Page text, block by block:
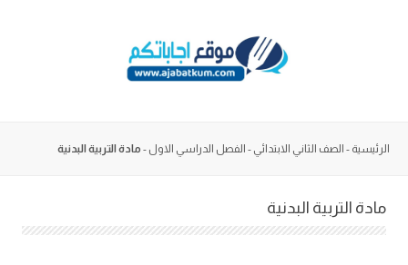
الرئيسية - الصف الثاني الابتدائي - الفصل الدراسي الاول - مادة التربية البدنية
مادة التربية البدنية